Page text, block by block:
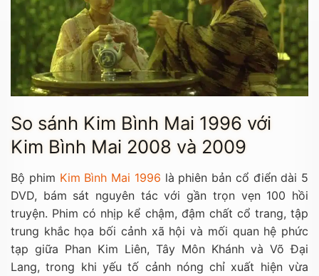
So sánh Kim Bình Mai 1996 với
Kim Bình Mai 2008 và 2009
Bộ phim Kim Bình Mai 1996 là phiên bản cổ điển dài 5
DVD, bám sát nguyên tác với gần trọn vẹn 100 hồi
truyện. Phim có nhịp kể chậm, đậm chất cổ trang, tập
trung khắc họa bối cảnh xã hội và mối quan hệ phức
tạp giữa Phan Kim Liên, Tây Môn Khánh và Võ Đại
Lang, trong khi yếu tố cảnh nóng chỉ xuất hiện vừa